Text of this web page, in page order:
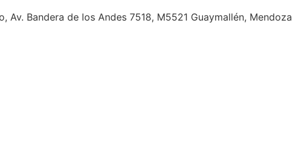
Av. Bandera de los Andes 7518, M5521 Guaymallén, Mendoza